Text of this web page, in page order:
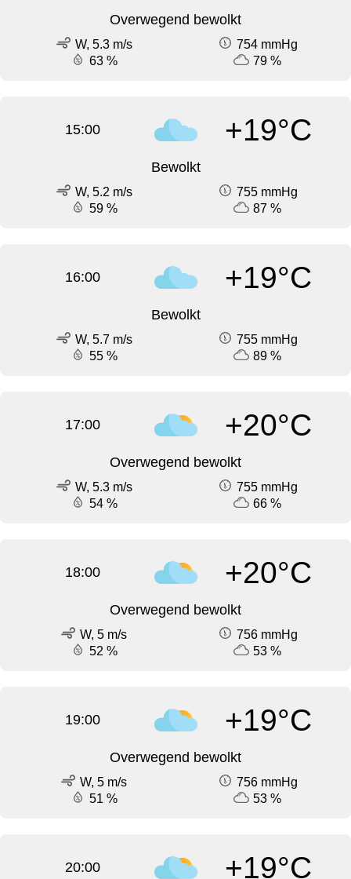
Overwegend bewolkt
W, 5.3 m/s
754 mmHg
63 %
79 %
15:00 +19°C
Bewolkt
W, 5.2 m/s
755 mmHg
59 %
87 %
16:00 +19°C
Bewolkt
W, 5.7 m/s
755 mmHg
55 %
89 %
17:00 +20°C
Overwegend bewolkt
W, 5.3 m/s
755 mmHg
54 %
66 %
18:00 +20°C
Overwegend bewolkt
W, 5 m/s
756 mmHg
52 %
53 %
19:00 +19°C
Overwegend bewolkt
W, 5 m/s
756 mmHg
51 %
53 %
20:00 +19°C